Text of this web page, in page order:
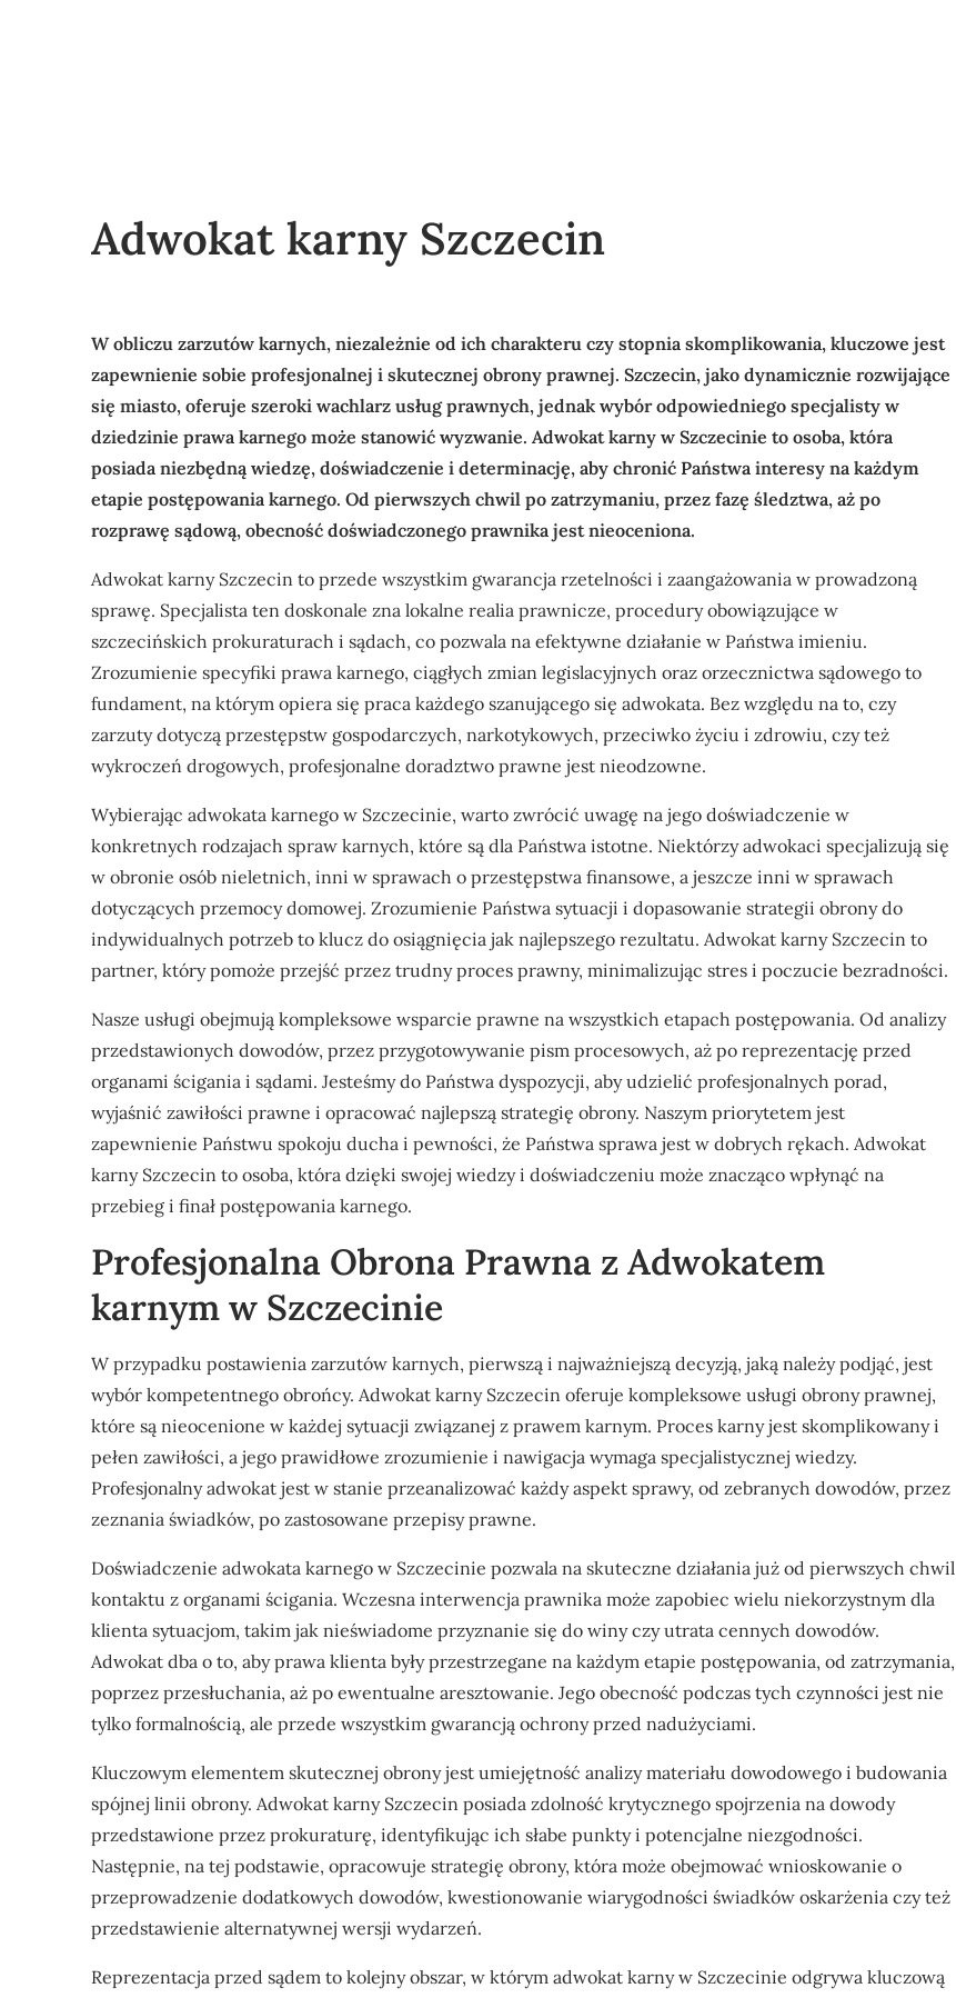
Adwokat karny Szczecin
W obliczu zarzutów karnych, niezależnie od ich charakteru czy stopnia skomplikowania, kluczowe jest
zapewnienie sobie profesjonalnej i skutecznej obrony prawnej. Szczecin, jako dynamicznie rozwijające
się miasto, oferuje szeroki wachlarz usług prawnych, jednak wybór odpowiedniego specjalisty w
dziedzinie prawa karnego może stanowić wyzwanie. Adwokat karny w Szczecinie to osoba, która
posiada niezbędną wiedzę, doświadczenie i determinację, aby chronić Państwa interesy na każdym
etapie postępowania karnego. Od pierwszych chwil po zatrzymaniu, przez fazę śledztwa, aż po
rozprawę sądową, obecność doświadczonego prawnika jest nieoceniona.
Adwokat karny Szczecin to przede wszystkim gwarancja rzetelności i zaangażowania w prowadzoną
sprawę. Specjalista ten doskonale zna lokalne realia prawnicze, procedury obowiązujące w
szczecińskich prokuraturach i sądach, co pozwala na efektywne działanie w Państwa imieniu.
Zrozumienie specyfiki prawa karnego, ciągłych zmian legislacyjnych oraz orzecznictwa sądowego to
fundament, na którym opiera się praca każdego szanującego się adwokata. Bez względu na to, czy
zarzuty dotyczą przestępstw gospodarczych, narkotykowych, przeciwko życiu i zdrowiu, czy też
wykroczeń drogowych, profesjonalne doradztwo prawne jest nieodzowne.
Wybierając adwokata karnego w Szczecinie, warto zwrócić uwagę na jego doświadczenie w
konkretnych rodzajach spraw karnych, które są dla Państwa istotne. Niektórzy adwokaci specjalizują się
w obronie osób nieletnich, inni w sprawach o przestępstwa finansowe, a jeszcze inni w sprawach
dotyczących przemocy domowej. Zrozumienie Państwa sytuacji i dopasowanie strategii obrony do
indywidualnych potrzeb to klucz do osiągnięcia jak najlepszego rezultatu. Adwokat karny Szczecin to
partner, który pomoże przejść przez trudny proces prawny, minimalizując stres i poczucie bezradności.
Nasze usługi obejmują kompleksowe wsparcie prawne na wszystkich etapach postępowania. Od analizy
przedstawionych dowodów, przez przygotowywanie pism procesowych, aż po reprezentację przed
organami ścigania i sądami. Jesteśmy do Państwa dyspozycji, aby udzielić profesjonalnych porad,
wyjaśnić zawiłości prawne i opracować najlepszą strategię obrony. Naszym priorytetem jest
zapewnienie Państwu spokoju ducha i pewności, że Państwa sprawa jest w dobrych rękach. Adwokat
karny Szczecin to osoba, która dzięki swojej wiedzy i doświadczeniu może znacząco wpłynąć na
przebieg i finał postępowania karnego.
Profesjonalna Obrona Prawna z Adwokatem
karnym w Szczecinie
W przypadku postawienia zarzutów karnych, pierwszą i najważniejszą decyzją, jaką należy podjąć, jest
wybór kompetentnego obrońcy. Adwokat karny Szczecin oferuje kompleksowe usługi obrony prawnej,
które są nieocenione w każdej sytuacji związanej z prawem karnym. Proces karny jest skomplikowany i
pełen zawiłości, a jego prawidłowe zrozumienie i nawigacja wymaga specjalistycznej wiedzy.
Profesjonalny adwokat jest w stanie przeanalizować każdy aspekt sprawy, od zebranych dowodów, przez
zeznania świadków, po zastosowane przepisy prawne.
Doświadczenie adwokata karnego w Szczecinie pozwala na skuteczne działania już od pierwszych chwil
kontaktu z organami ścigania. Wczesna interwencja prawnika może zapobiec wielu niekorzystnym dla
klienta sytuacjom, takim jak nieświadome przyznanie się do winy czy utrata cennych dowodów.
Adwokat dba o to, aby prawa klienta były przestrzegane na każdym etapie postępowania, od zatrzymania,
poprzez przesłuchania, aż po ewentualne aresztowanie. Jego obecność podczas tych czynności jest nie
tylko formalnością, ale przede wszystkim gwarancją ochrony przed nadużyciami.
Kluczowym elementem skutecznej obrony jest umiejętność analizy materiału dowodowego i budowania
spójnej linii obrony. Adwokat karny Szczecin posiada zdolność krytycznego spojrzenia na dowody
przedstawione przez prokuraturę, identyfikując ich słabe punkty i potencjalne niezgodności.
Następnie, na tej podstawie, opracowuje strategię obrony, która może obejmować wnioskowanie o
przeprowadzenie dodatkowych dowodów, kwestionowanie wiarygodności świadków oskarżenia czy też
przedstawienie alternatywnej wersji wydarzeń.
Reprezentacja przed sądem to kolejny obszar, w którym adwokat karny w Szczecinie odgrywa kluczową